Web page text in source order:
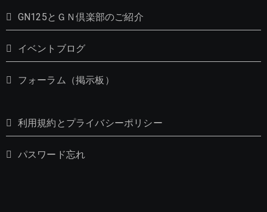
GN125とＧＮ倶楽部のご紹介
イベントブログ
フォーラム（掲示板）
利用規約とプライバシーポリシー
パスワード忘れ